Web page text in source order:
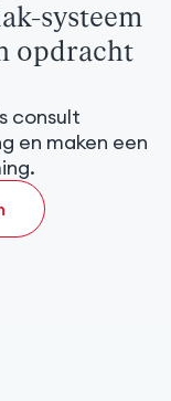
systeem
opdracht
consult
en maken een